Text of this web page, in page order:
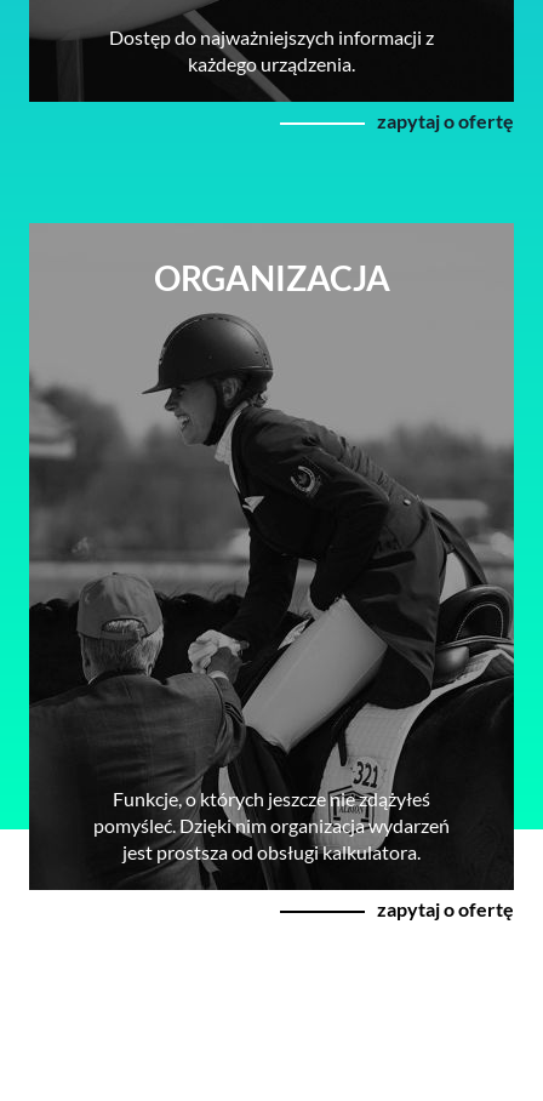
Dostęp do najważniejszych informacji z
każdego urządzenia.
zapytaj o ofertę
ORGANIZACJA
Funkcje, o których jeszcze nie zdążyłeś
pomyśleć. Dzięki nim organizacja wydarzeń
jest prostsza od obsługi kalkulatora.
zapytaj o ofertę